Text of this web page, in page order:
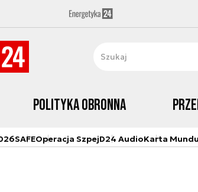
Polityka obronna
SAFEOperacja SzpejD24 AudioKarta